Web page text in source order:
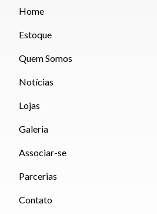
Home
Estoque
Quem Somos
Notícias
Lojas
Galeria
Associar-se
Parcerias
Contato